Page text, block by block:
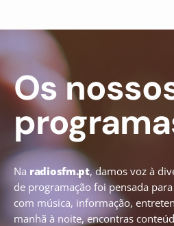
Os
Na radiosfm.pt, damos voz à
de programação foi pensada
com música, informação,
manhã à noite, encontras